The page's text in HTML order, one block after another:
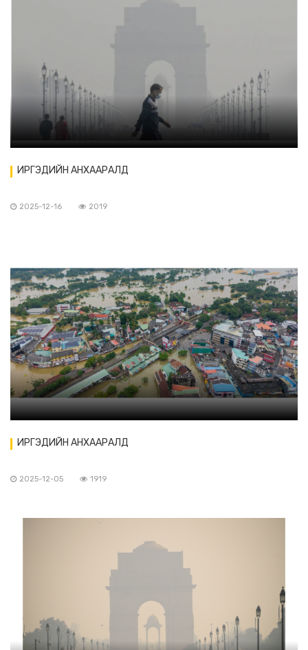
ИРГЭДИЙН АНХААРАЛД
2025-12-16 2019
ИРГЭДИЙН АНХААРАЛД
2025-12-05 1919